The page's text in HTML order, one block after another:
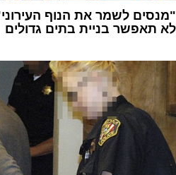
"מנסים לשמר את הנוף
לא תאפשר בניית בתים גדולים